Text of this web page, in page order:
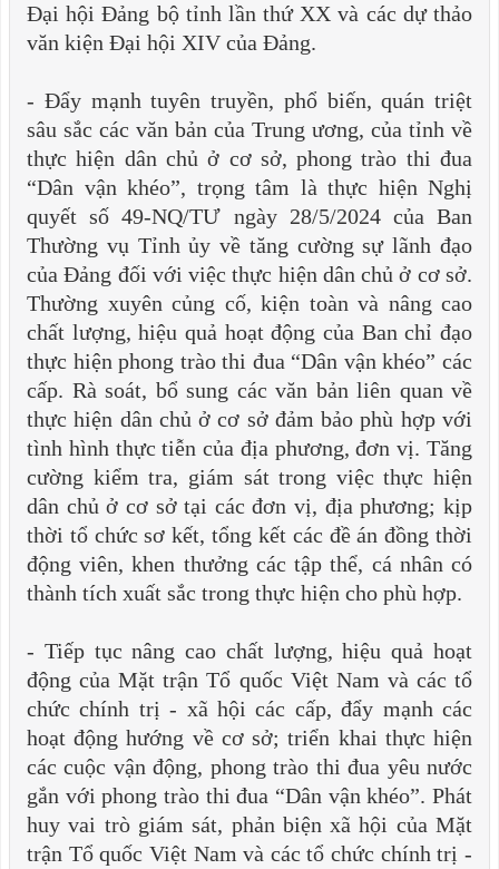
Đại hội Đảng bộ tỉnh lần thứ XX và các dự thảo
văn kiện Đại hội XIV của Đảng.
- Đẩy mạnh tuyên truyền, phổ biến, quán triệt
sâu sắc các văn bản của Trung ương, của tỉnh về
thực hiện dân chủ ở cơ sở, phong trào thi đua
“Dân vận khéo”, trọng tâm là thực hiện Nghị
quyết số 49-NQ/TƯ ngày 28/5/2024 của Ban
Thường vụ Tỉnh ủy về tăng cường sự lãnh đạo
của Đảng đối với việc thực hiện dân chủ ở cơ sở.
Thường xuyên củng cố, kiện toàn và nâng cao
chất lượng, hiệu quả hoạt động của Ban chỉ đạo
thực hiện phong trào thi đua “Dân vận khéo” các
cấp. Rà soát, bổ sung các văn bản liên quan về
thực hiện dân chủ ở cơ sở đảm bảo phù hợp với
tình hình thực tiễn của địa phương, đơn vị. Tăng
cường kiểm tra, giám sát trong việc thực hiện
dân chủ ở cơ sở tại các đơn vị, địa phương; kịp
thời tổ chức sơ kết, tổng kết các đề án đồng thời
động viên, khen thưởng các tập thể, cá nhân có
thành tích xuất sắc trong thực hiện cho phù hợp.
- Tiếp tục nâng cao chất lượng, hiệu quả hoạt
động của Mặt trận Tổ quốc Việt Nam và các tổ
chức chính trị - xã hội các cấp, đẩy mạnh các
hoạt động hướng về cơ sở; triển khai thực hiện
các cuộc vận động, phong trào thi đua yêu nước
gắn với phong trào thi đua “Dân vận khéo”. Phát
huy vai trò giám sát, phản biện xã hội của Mặt
trận Tổ quốc Việt Nam và các tổ chức chính trị -